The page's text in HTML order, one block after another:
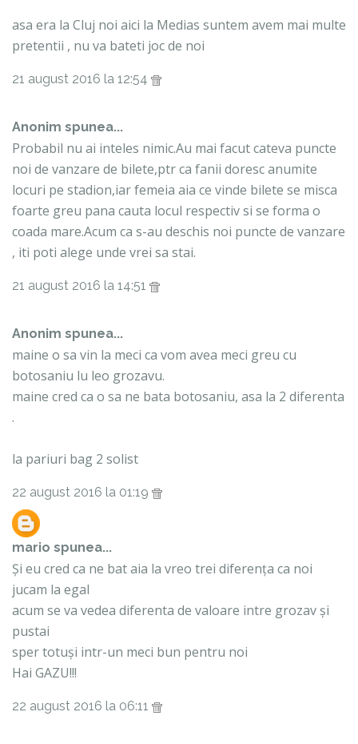
asa era la Cluj noi aici la Medias suntem avem mai multe
pretentii , nu va bateti joc de noi
21 august 2016 la 12:54
Anonim spunea...
Probabil nu ai inteles nimic.Au mai facut cateva puncte
noi de vanzare de bilete,ptr ca fanii doresc anumite
locuri pe stadion,iar femeia aia ce vinde bilete se misca
foarte greu pana cauta locul respectiv si se forma o
coada mare.Acum ca s-au deschis noi puncte de vanzare
, iti poti alege unde vrei sa stai.
21 august 2016 la 14:51
Anonim spunea...
maine o sa vin la meci ca vom avea meci greu cu
botosaniu lu leo grozavu.
maine cred ca o sa ne bata botosaniu, asa la 2 diferenta
.
la pariuri bag 2 solist
22 august 2016 la 01:19
mario spunea...
Și eu cred ca ne bat aia la vreo trei diferența ca noi
jucam la egal
acum se va vedea diferenta de valoare intre grozav și
pustai
sper totuși intr-un meci bun pentru noi
Hai GAZU!!!
22 august 2016 la 06:11